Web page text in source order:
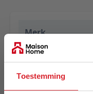
Toestemming
Merk
Eurogros
5414452779691